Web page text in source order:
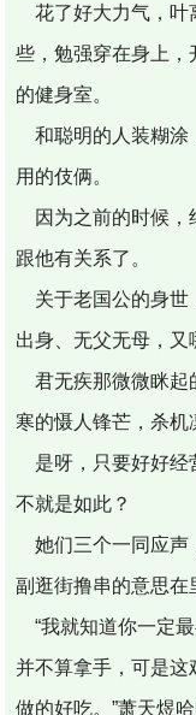
花了好大力气，叶
些，勉强穿在身上
的健身室。
和聪明的人装糊涂
用的伎俩。
因为之前的时候，
跟他有关系了。
关于老国公的身世
出身、无父无母，又
君无疾那微微眯起
寒的慑人锋芒，杀机
是呀，只要好好经
不就是如此？
她们三个一同应声
副逛街撸串的意思在
“我就知道你一定
并不算拿手，可是
做的好吃。”萧天煜